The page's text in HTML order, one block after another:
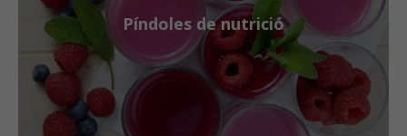
Píndoles de nutrició